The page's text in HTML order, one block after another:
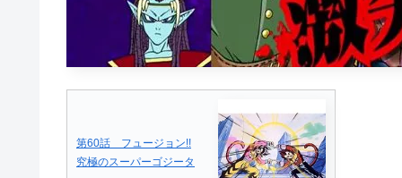
第60話 フュージョン!!
究極のスーパーゴジータ